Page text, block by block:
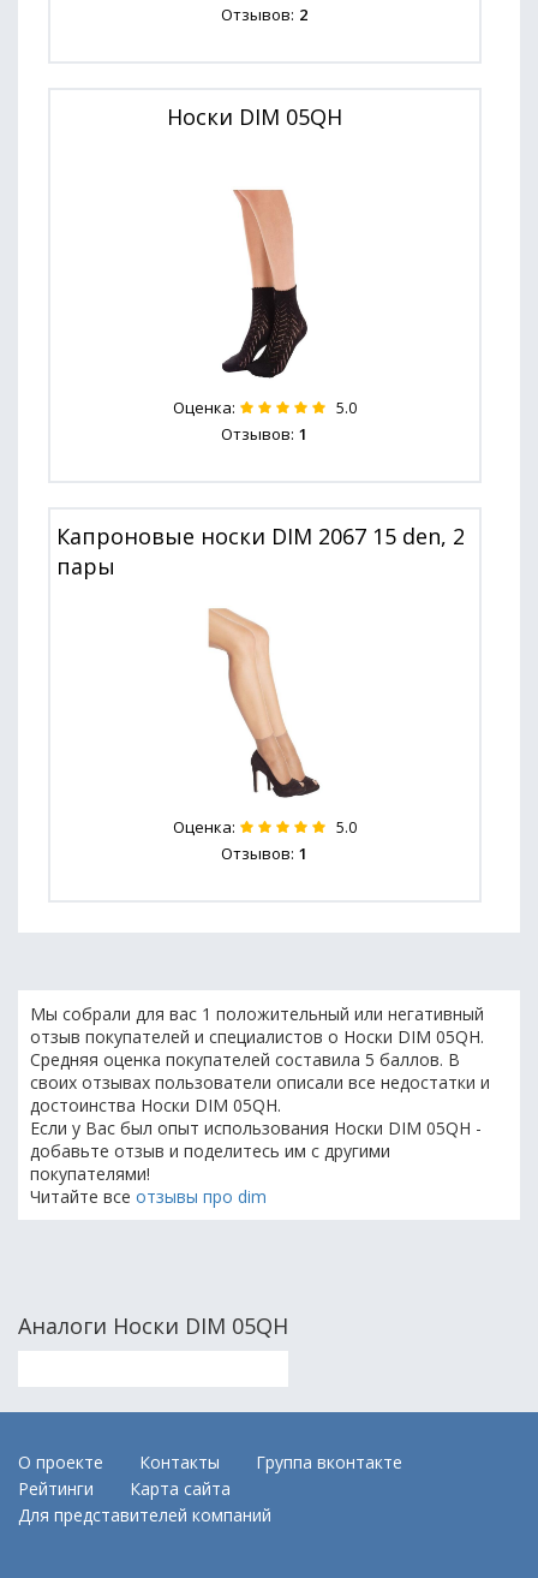
Отзывов: 2
Носки DIM 05QH
Оценка: 5.0
Отзывов: 1
Капроновые носки DIM 2067 15 den, 2
пары
Оценка: 5.0
Отзывов: 1
Мы собрали для вас 1 положительный или негативный
отзыв покупателей и специалистов о Носки DIM 05QH.
Средняя оценка покупателей составила 5 баллов. В
своих отзывах пользователи описали все недостатки и
достоинства Носки DIM 05QH.
Если у Вас был опыт использования Носки DIM 05QH -
добавьте отзыв и поделитесь им с другими
покупателями!
Читайте все отзывы про dim
Аналоги Носки DIM 05QH
О проекте Контакты
Группа вконтакте
Рейтинги
Карта сайта
Для представителей компаний